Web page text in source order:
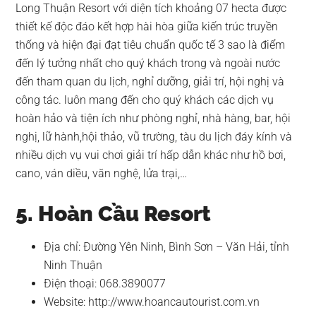
Long Thuận Resort với diện tích khoảng 07 hecta được
thiết kế độc đáo kết hợp hài hòa giữa kiến trúc truyền
thống và hiện đại đạt tiêu chuẩn quốc tế 3 sao là điểm
đến lý tưởng nhất cho quý khách trong và ngoài nước
đến tham quan du lịch, nghỉ dưỡng, giải trí, hội nghị và
công tác. luôn mang đến cho quý khách các dịch vụ
hoàn hảo và tiện ích như phòng nghỉ, nhà hàng, bar, hội
nghị, lữ hành,hội thảo, vũ trường, tàu du lịch đáy kính và
nhiều dịch vụ vui chơi giải trí hấp dẫn khác như hồ bơi,
cano, ván diều, văn nghệ, lửa trại,…
5. Hoàn Cầu Resort
Địa chỉ: Đường Yên Ninh, Bình Sơn – Văn Hải, tỉnh
Ninh Thuận
Điện thoại: 068.3890077
Website: http://www.hoancautourist.com.vn